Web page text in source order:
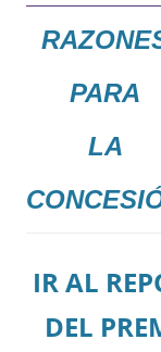
PARA
LA
IR AL
DEL